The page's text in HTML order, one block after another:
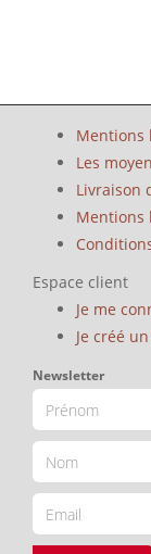
Mentions
Les
Livraison
Mentions
Espace client
Je me
Je créé
Newsletter